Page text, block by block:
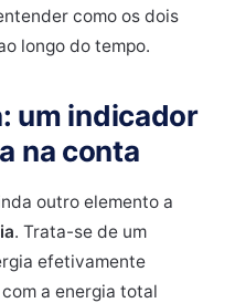
como os dois
longo do tempo.
um indicador
na conta
outro elemento a
. Trata-se de um
efetivamente
a energia total